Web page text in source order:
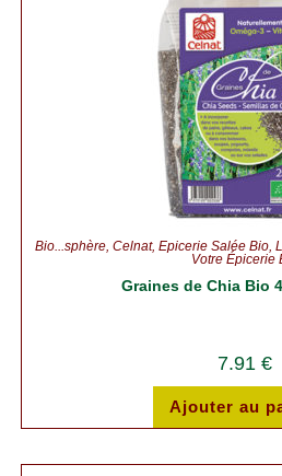
Bio...sphère, Celnat, Épicerie Salée Bio,
Votre Épicerie
Graines de Chia Bio
7.91 €
Ajouter au